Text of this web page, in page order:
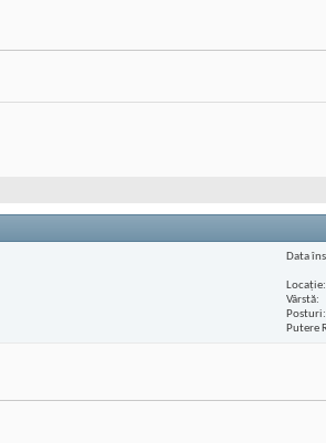
Data
Locaţie
Vârstă
Posturi
Putere